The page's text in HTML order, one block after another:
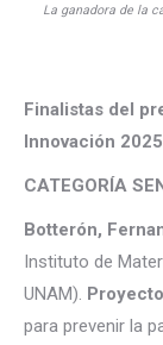
La ganadora de la
Finalistas del
Innovación 2025
CATEGORÍA
Botterón,
Instituto de
UNAM).
para prevenir la